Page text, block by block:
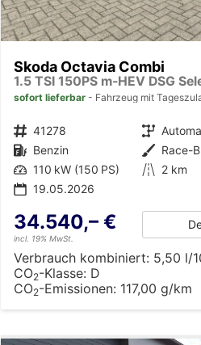
Skoda Octavia Combi
sofort lieferbar Fahrzeug mit
Fahrzeugnr. 41278 Getriebe
Kraftstoff Benzin Außenfarbe Race-
Leistung 110 kW (150 PS) Kilometerstand 2 km
19.05.2026
34.540,– €
incl. 19% MwSt.
Verbrauch kombiniert: 5,50 l/
CO2-Klasse: D
CO2-Emissionen: 117,00 g/km